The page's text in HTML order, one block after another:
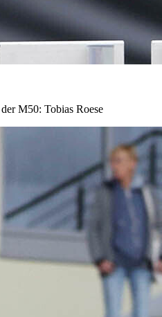
M50: Tobias Roese